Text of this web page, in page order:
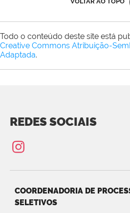
Todo o conteúdo deste site está
Creative Commons Atribuição-
Adaptada.
REDES SOCIAIS
COORDENADORIA DE
SELETIVOS